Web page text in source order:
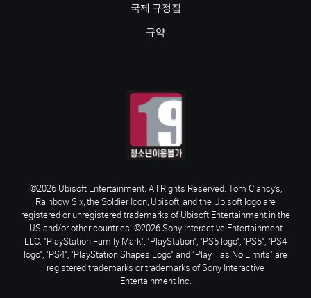
국제 규정집
규약
©2026 Ubisoft Entertainment. All Rights Reserved. Tom Clancy’s,
Rainbow Six, the Soldier Icon, Ubisoft, and the Ubisoft logo are
registered or unregistered trademarks of Ubisoft Entertainment in the
US and/or other countries. ©2026 Sony Interactive Entertainment
LLC. "PlayStation Family Mark", "PlayStation", "PS5 logo", "PS5", "PS4
logo", "PS4", "PlayStation Shapes Logo" and "Play Has No Limits" are
registered trademarks or trademarks of Sony Interactive
Entertainment Inc.